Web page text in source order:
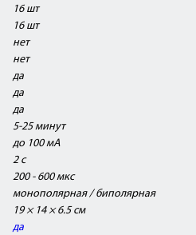
16 шт
16 шт
нет
нет
да
да
да
5-25 минут
до 100 мА
2 с
200 - 600 мкс
монополярная / биполярная
19 × 14 × 6.5 см
да